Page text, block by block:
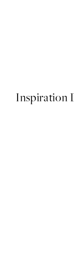
Inspiration